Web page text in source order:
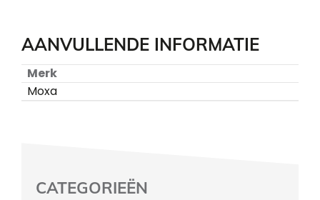
AANVULLENDE INFORMATIE
Merk
Moxa
CATEGORIEËN